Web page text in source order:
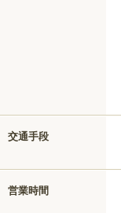
交通手段
営業時間